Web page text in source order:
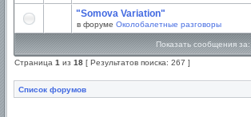
"Somova Variation"
в форуме Околобалетные разговоры
Показать сообщения за:
Страница 1 из 18 [ Результатов поиска: 267 ]
Список форумов